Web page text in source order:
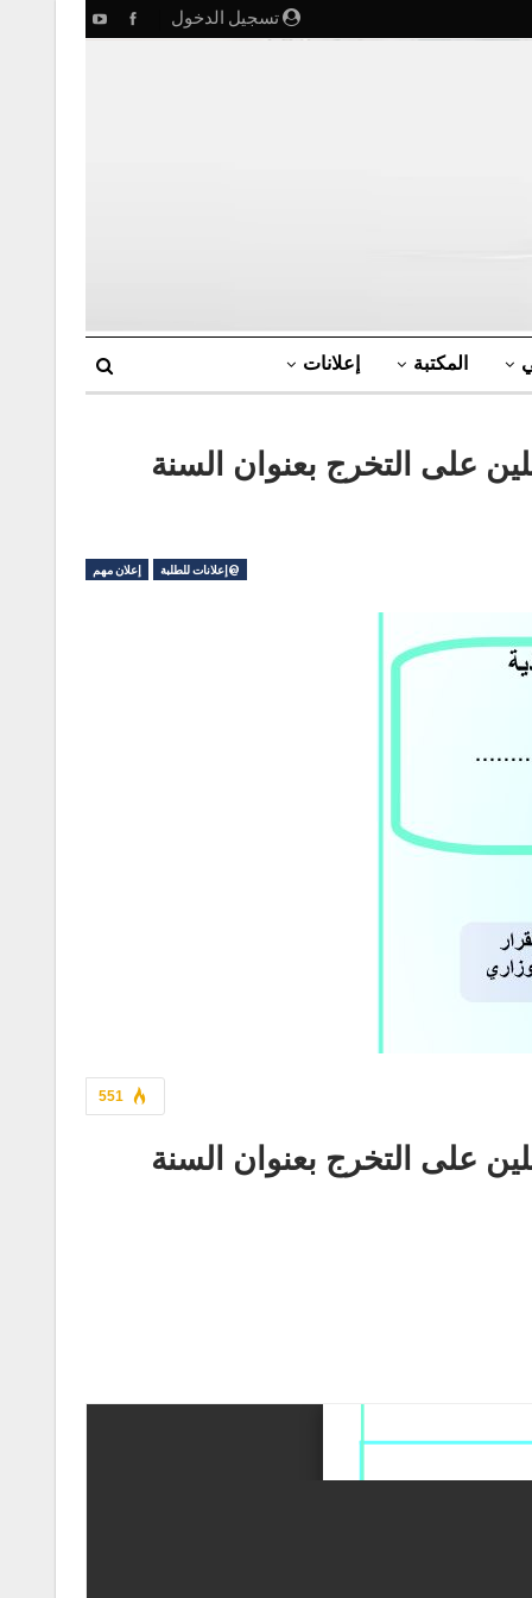
تسجيل الدخول
المكتبة إعلانات
لطلبة أصحاب مشاريع مؤسسة ناشئة القرارا 1275 المقبلين على التخرج بعنوان السنة
@إعلانات للطلبة إعلان مهم
551
مؤسسة ناشئة القرارا 1275 المقبلين على التخرج بعنوان السنة